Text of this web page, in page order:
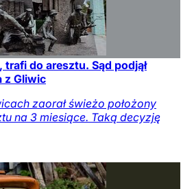
trafi do aresztu. Sąd podjął
z Gliwic
zaorał świeżo położony
na 3 miesiące. Taką decyzję